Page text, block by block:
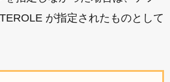
が指定されたものとして